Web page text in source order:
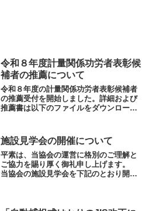
令和８年度計量関係功労者表彰候
補者の推薦について
令和８年度の計量関係功労者表彰候補者
の推薦受付を開始しました。詳細および
推薦書は以下のファイルをダウンロード
推薦書
施設見学会の開催について
平素は、当協会の運営に格別のご理解と
ご協力を賜り厚く御礼申し上げます。
当協会の施設見学会を下記のとおり開催